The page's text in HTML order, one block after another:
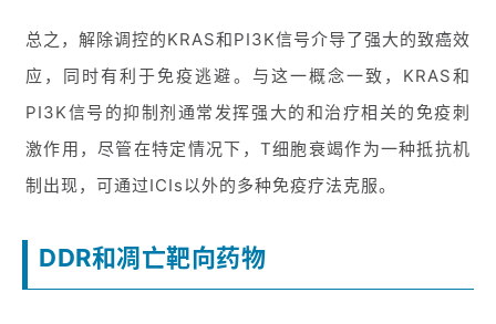
总之，解除调控的KRAS和PI3K信号介导了强大的致癌效
应，同时有利于免疫逃避。与这一概念一致，KRAS和
PI3K信号的抑制剂通常发挥强大的和治疗相关的免疫刺
激作用，尽管在特定情况下，T细胞衰竭作为一种抵抗机
制出现，可通过ICIs以外的多种免疫疗法克服。
DDR和凋亡靶向药物